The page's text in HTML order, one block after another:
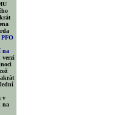
na
verzí
v
na